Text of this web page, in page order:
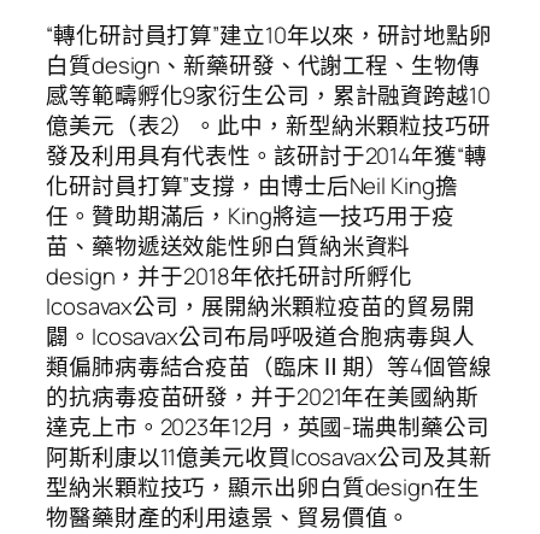
“轉化研討員打算”建立10年以來，研討地點卵
白質design、新藥研發、代謝工程、生物傳
感等範疇孵化9家衍生公司，累計融資跨越10
億美元（表2）。此中，新型納米顆粒技巧研
發及利用具有代表性。該研討于2014年獲“轉
化研討員打算”支撐，由博士后Neil King擔
任。贊助期滿后，King將這一技巧用于疫
苗、藥物遞送效能性卵白質納米資料
design，并于2018年依托研討所孵化
Icosavax公司，展開納米顆粒疫苗的貿易開
闢。Icosavax公司布局呼吸道合胞病毒與人
類偏肺病毒結合疫苗（臨床Ⅱ期）等4個管線
的抗病毒疫苗研發，并于2021年在美國納斯
達克上市。2023年12月，英國-瑞典制藥公司
阿斯利康以11億美元收買Icosavax公司及其新
型納米顆粒技巧，顯示出卵白質design在生
物醫藥財產的利用遠景、貿易價值。